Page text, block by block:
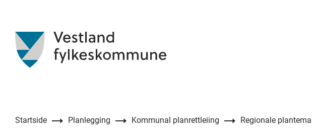
Startside Planlegging Kommunal planrettleiing Regionale plantema